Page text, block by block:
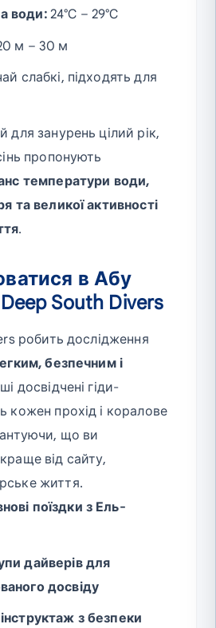
води:24°C – 29°C
м – 30 м
слабкі, підходять для
для занурень цілий рік,
пропонують
температури води,
та великої активності
.
в Абу
South Divers
робить дослідження
безпечним і
досвідчені гіди-
кожен прохід і коралове
що ви
від сайту,
життя.
поїздки з Ель-
дайверів для
досвіду
з безпеки